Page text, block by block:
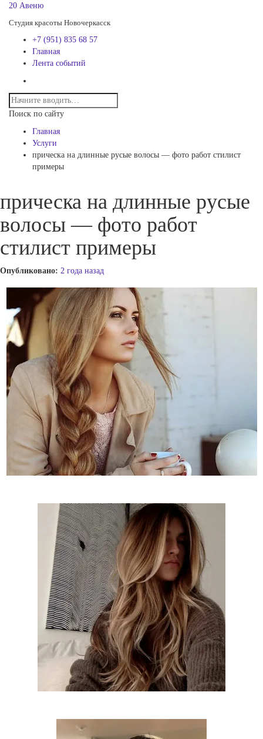
20 Авеню
Студия красоты Новочеркасск
+7 (951) 835 68 57
Главная
Лента событий
Поиск по сайту
Главная
Услуги
прическа на длинные русые волосы — фото работ стилист
примеры
прическа на длинные русые
волосы — фото работ
стилист примеры
Опубликовано: 2 года назад